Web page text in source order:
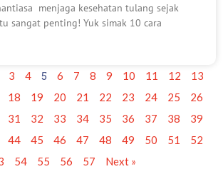
menjaga kesehatan tulang sejak
sangat penting! Yuk simak 10 cara
3 4 5 6 7 8 9 10 11 12
13
18 19 20 21 22 23 24 25
26
31 32 33 34 35 36 37 38
39
44 45 46 47 48 49 50 51
52
54 55 56 57 Next »